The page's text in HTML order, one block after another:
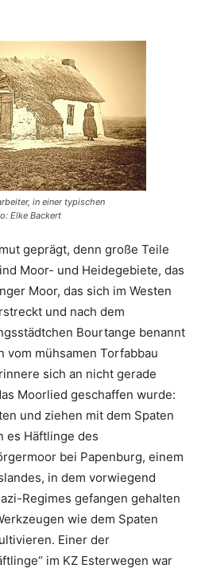
in einer typischen
Elke Backert
geprägt, denn große Teile
Moor- und Heidegebiete, das
Moor, das sich im Westen
und nach dem
Bourtange benannt
vom mühsamen Torfabbau
sich an nicht gerade
Moorlied geschaffen wurde:
und ziehen mit dem Spaten
es Häftlinge des
bei Papenburg, einem
in dem vorwiegend
Regimes gefangen gehalten
wie dem Spaten
Einer der
im KZ Esterwegen war